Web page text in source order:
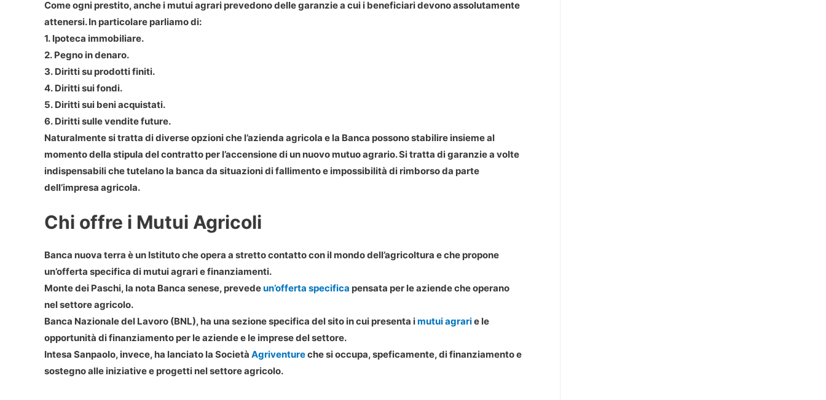
Come ogni prestito, anche i mutui agrari prevedono delle garanzie a cui i beneficiari devono assolutamente
attenersi. In particolare parliamo di:
1. Ipoteca immobiliare.
2. Pegno in denaro.
3. Diritti su prodotti finiti.
4. Diritti sui fondi.
5. Diritti sui beni acquistati.
6. Diritti sulle vendite future.
Naturalmente si tratta di diverse opzioni che l’azienda agricola e la Banca possono stabilire insieme al
momento della stipula del contratto per l’accensione di un nuovo mutuo agrario. Si tratta di garanzie a volte
indispensabili che tutelano la banca da situazioni di fallimento e impossibilità di rimborso da parte
dell’impresa agricola.
Chi offre i Mutui Agricoli
Banca nuova terra è un Istituto che opera a stretto contatto con il mondo dell’agricoltura e che propone
un’offerta specifica di mutui agrari e finanziamenti.
Monte dei Paschi, la nota Banca senese, prevedeun’offerta specifica pensata per le aziende che operano
nel settore agricolo.
Banca Nazionale del Lavoro (BNL), ha una sezione specifica del sito in cui presenta imutui agrarie le
opportunità di finanziamento per le aziende e le imprese del settore.
Intesa Sanpaolo, invece, ha lanciato la Società Agriventureche si occupa, speficamente, di finanziamento e
sostegno alle iniziative e progetti nel settore agricolo.